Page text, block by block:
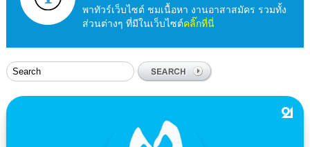
พาทัวร์เว็บไซต์ ชมเนื้อหา งานอาสาสมัคร รวมทั้ง
ส่วนต่างๆ ที่มีในเว็บไซต์คลิ๊กที่นี่